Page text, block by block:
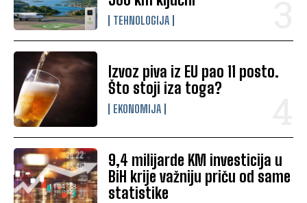
TEHNOLOGIJA
Izvoz piva iz EU pao 11 posto.
Što stoji iza toga?
EKONOMIJA
9,4 milijarde KM investicija u
BiH krije važniju priču od same
statistike